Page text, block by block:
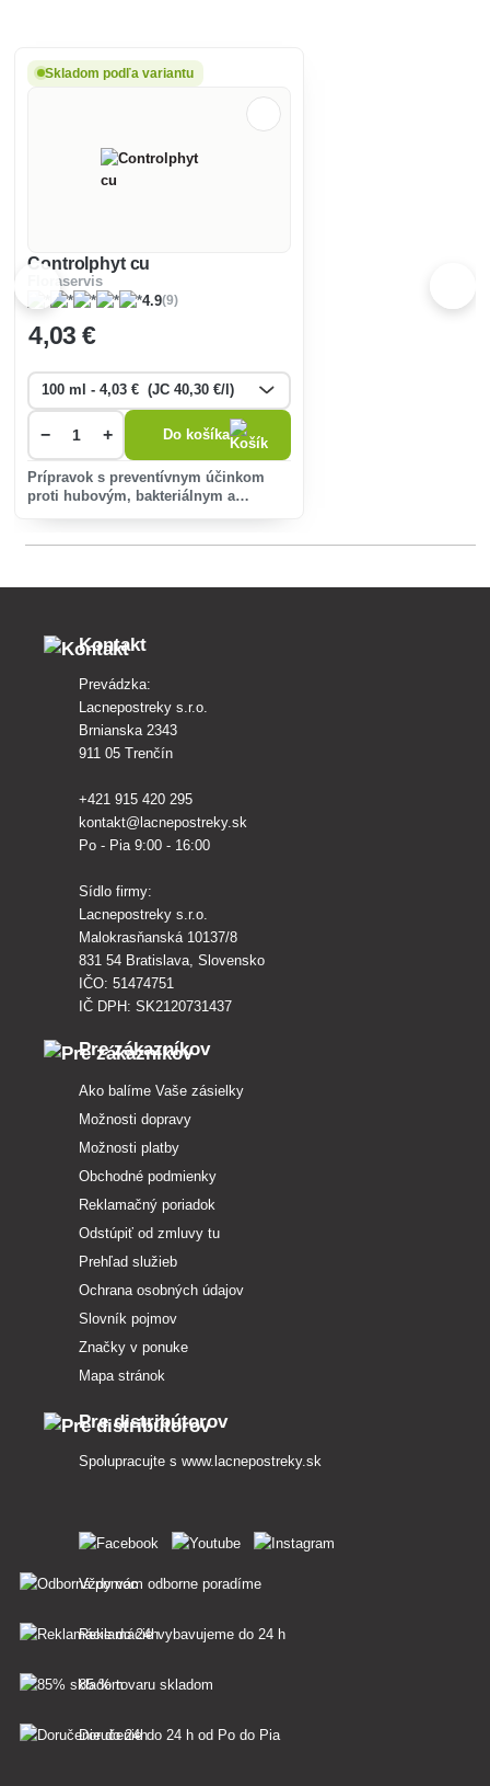
Skladom podľa variantu
Controlphyt cu
Floraservis
4.9(9)
4,03 €
− + Do košíka
Prípravok s preventívnym účinkom
proti hubovým, bakteriálnym a
Kontakt
Prevádzka:
Lacnepostreky s.r.o.
Brnianska 2343
911 05 Trenčín
+421 915 420 295
kontakt@lacnepostreky.sk
Po - Pia 9:00 - 16:00
Sídlo firmy:
Lacnepostreky s.r.o.
Malokrasňanská 10137/8
831 54 Bratislava, Slovensko
IČO: 51474751
IČ DPH: SK2120731437
Pre zákazníkov
Ako balíme Vaše zásielky
Možnosti dopravy
Možnosti platby
Obchodné podmienky
Reklamačný poriadok
Odstúpiť od zmluvy tu
Prehľad služieb
Ochrana osobných údajov
Slovník pojmov
Značky v ponuke
Mapa stránok
Pre distribútorov
Spolupracujte s www.lacnepostreky.sk
Vždy vám odborne poradíme
Reklamácie vybavujeme do 24 h
85 % tovaru skladom
Doručenie do 24 h od Po do Pia